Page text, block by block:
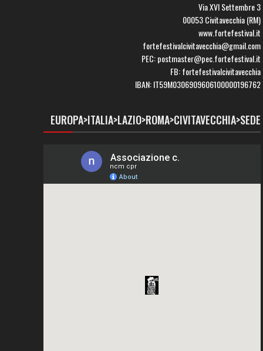
Via XVI Settembre 3
00053 Civitavecchia (RM)
www.fortefestival.it
fortefestivalcivitavecchia@gmail.com
PEC: postmaster@pec.fortefestival.it
FB: fortefestivalcivitavecchia
IBAN: IT59M0306909606100000196762
EUROPA>ITALIA>LAZIO>ROMA>CIVITAVECCHIA>SEDE